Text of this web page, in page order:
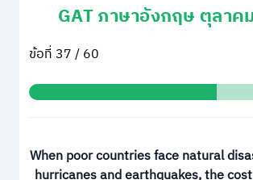
GAT ภาษาอังกฤษ ตุลาค
ข้อที่ 37 / 60
When poor countries face natural
hurricanes and earthquakes, the